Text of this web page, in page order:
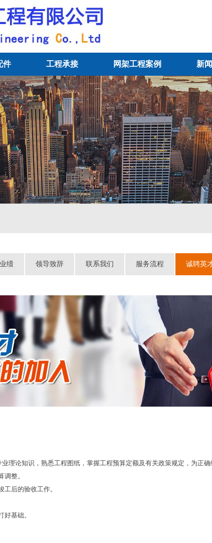
件 工程承接 网架工程案例 新
绩 领导致辞 联系我们 服务流程 诚聘英
论知识，熟悉工程图纸，掌握工程预算定额及有关政策规定，为正确
整。
后的验收工作。
基础。